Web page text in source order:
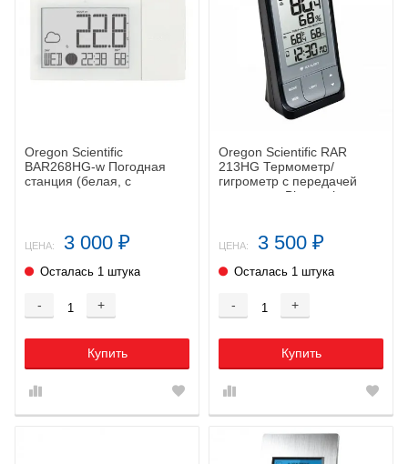
Oregon Scientific
BAR268HG-w Погодная
станция (белая, с
ЦЕНА: 3 000 ₽
Осталась 1 штука
- +
Купить
Oregon Scientific RAR
213HG Термометр/
гигрометр с передачей
данных по Bluetooth
ЦЕНА: 3 500 ₽
Осталась 1 штука
- +
Купить